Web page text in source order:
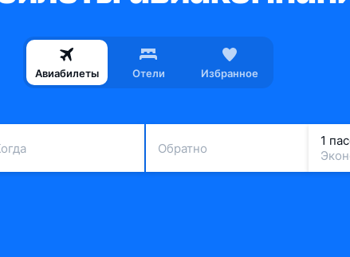
Авиабилеты Отели Избранное
Обратно
1